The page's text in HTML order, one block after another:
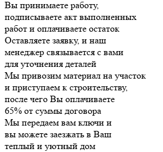
Вы принимаете работу,
подписываете акт выполненных
работ и оплачиваете остаток
Оставляете заявку, и наш
менеджер связывается с вами
для уточнения деталей
Мы привозим материал на участок
и приступаем к строительству,
после чего Вы оплачиваете
65% от суммы договора
Мы передаем вам ключи и
вы можете заезжать в Ваш
теплый и уютный дом